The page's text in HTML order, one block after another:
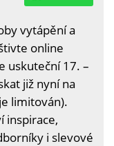
vytápění a
online
uskuteční 17. –
již nyní na
limitován).
inspirace,
i slevové